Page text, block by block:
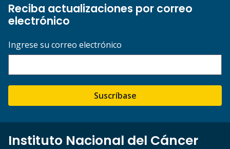
Reciba actualizaciones por correo
electrónico
Ingrese su correo electrónico
Suscríbase
Instituto Nacional del Cáncer